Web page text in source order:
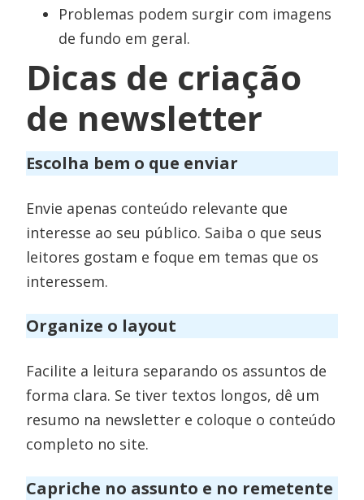
Problemas podem surgir com imagens
de fundo em geral.
Dicas de criação
de newsletter
Escolha bem o que enviar
Envie apenas conteúdo relevante que
interesse ao seu público. Saiba o que seus
leitores gostam e foque em temas que os
interessem.
Organize o layout
Facilite a leitura separando os assuntos de
forma clara. Se tiver textos longos, dê um
resumo na newsletter e coloque o conteúdo
completo no site.
Capriche no assunto e no remetente